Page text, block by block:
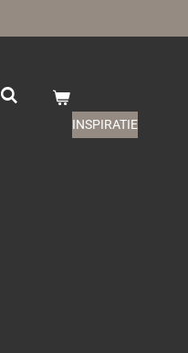
INSPIRATIE